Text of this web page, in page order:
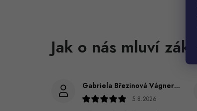
Gabriela Březinová Vágnerová
5.8.2026